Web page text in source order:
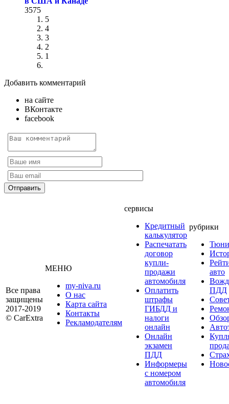
3575
5
4
3
2
1
Добавить комментарий
на сайте
ВКонтакте
facebook
Все права
защищены
2017-2019
© CarExtra
МЕНЮ
my-niva.ru
О нас
Карта сайта
Контакты
Рекламодателям
сервисы
Кредитный
калькулятор
Распечатать
договор
купли-
продажи
автомобиля
Оплатить
штрафы
ГИБДД и
налоги
онлайн
Онлайн
экзамен
ПДД
Информеры
с номером
автомобиля
рубрики
авто
ПДД